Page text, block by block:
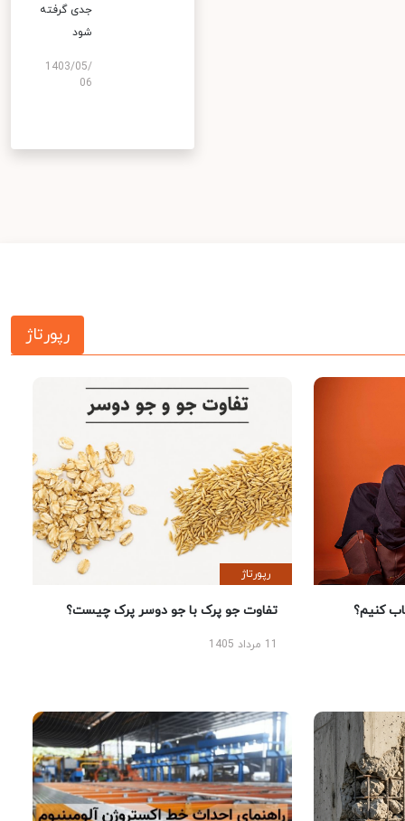
جدی گرفته
شود
1403/05/
06
رپورتاژ
کنیم؟
رپورتاژ
تفاوت جو پرک با جو دوسر پرک چیست؟